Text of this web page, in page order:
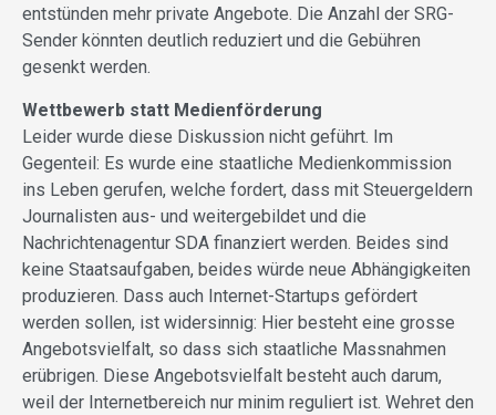
entstünden mehr private Angebote. Die Anzahl der SRG-
Sender könnten deutlich reduziert und die Gebühren
gesenkt werden.
Wettbewerb statt Medienförderung
Leider wurde diese Diskussion nicht geführt. Im
Gegenteil: Es wurde eine staatliche Medienkommission
ins Leben gerufen, welche fordert, dass mit Steuergeldern
Journalisten aus- und weitergebildet und die
Nachrichtenagentur SDA finanziert werden. Beides sind
keine Staatsaufgaben, beides würde neue Abhängigkeiten
produzieren. Dass auch Internet-Startups gefördert
werden sollen, ist widersinnig: Hier besteht eine grosse
Angebotsvielfalt, so dass sich staatliche Massnahmen
erübrigen. Diese Angebotsvielfalt besteht auch darum,
weil der Internetbereich nur minim reguliert ist. Wehret den